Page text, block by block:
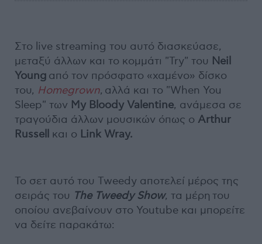
Στο live streaming του αυτό διασκεύασε,
μεταξύ άλλων και το κομμάτι "Try" του Neil
Young από τον πρόσφατο «χαμένο» δίσκο
του, Homegrown, αλλά και το "When You
Sleep" των My Bloody Valentine, ανάμεσα σε
τραγούδια άλλων μουσικών όπως ο Arthur
Russell και ο Link Wray.
Το σετ αυτό του Tweedy αποτελεί μέρος της
σειράς του The Tweedy Show, τα μέρη του
οποίου ανεβαίνουν στο Youtube και μπορείτε
να δείτε παρακάτω: